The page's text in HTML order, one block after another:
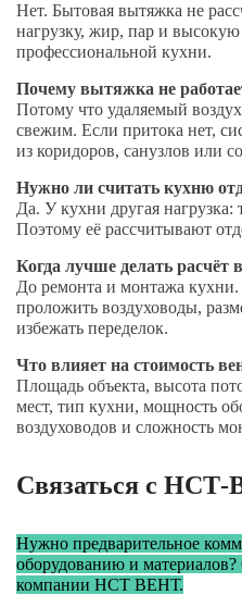
Нет. Бытовая вытяжка не
нагрузку, жир, пар и высокую
профессиональной кухни.
Почему вытяжка не
Потому что удаляемый
свежим. Если притока нет,
из коридоров, санузлов или
Нужно ли считать кухню
Да. У кухни другая
Поэтому её рассчитывают
Когда лучше делать расчёт
До ремонта и монтажа
проложить воздуховоды,
избежать переделок.
Что влияет на стоимость
Площадь объекта, высота
мест, тип кухни, мощность
воздуховодов и сложность
Связаться с
Нужно предварительное
оборудованию и
компании НСТ ВЕНТ.